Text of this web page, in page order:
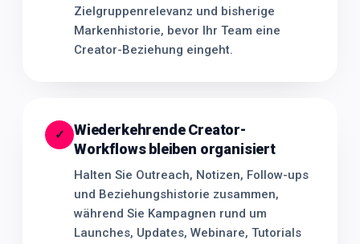
Zielgruppenrelevanz und bisherige
Markenhistorie, bevor Ihr Team eine
Creator-Beziehung eingeht.
✓
Wiederkehrende Creator-
Workflows bleiben organisiert
Halten Sie Outreach, Notizen, Follow-ups
und Beziehungshistorie zusammen,
während Sie Kampagnen rund um
Launches, Updates, Webinare, Tutorials